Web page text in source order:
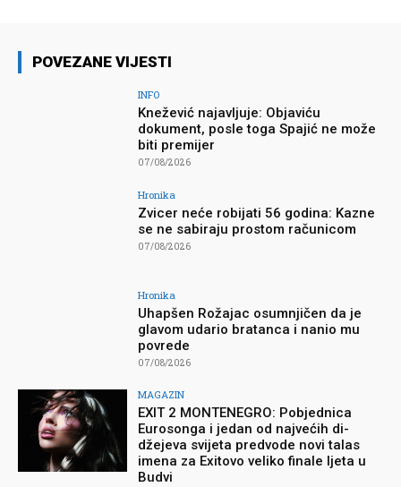
POVEZANE VIJESTI
INFO
Knežević najavljuje: Objaviću
dokument, posle toga Spajić ne može
biti premijer
07/08/2026
Hronika
Zvicer neće robijati 56 godina: Kazne
se ne sabiraju prostom računicom
07/08/2026
Hronika
Uhapšen Rožajac osumnjičen da je
glavom udario bratanca i nanio mu
povrede
07/08/2026
MAGAZIN
EXIT 2 MONTENEGRO: Pobjednica
Eurosonga i jedan od najvećih di-
džejeva svijeta predvode novi talas
imena za Exitovo veliko finale ljeta u
Budvi